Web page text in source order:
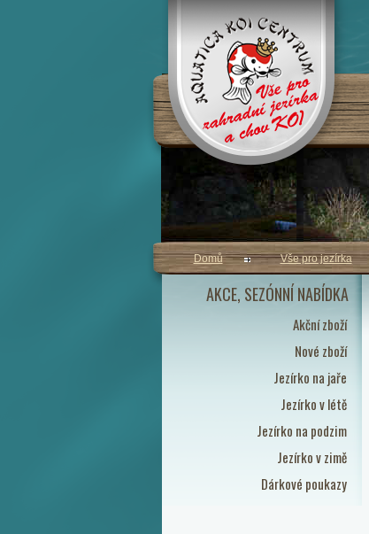
AKCE, SEZÓNNÍ NABÍDKA
Akční zboží
Nové zboží
Jezírko na jaře
Jezírko v létě
Jezírko na podzim
Jezírko v zimě
Dárkové poukazy
Domů Vše pro jezírka